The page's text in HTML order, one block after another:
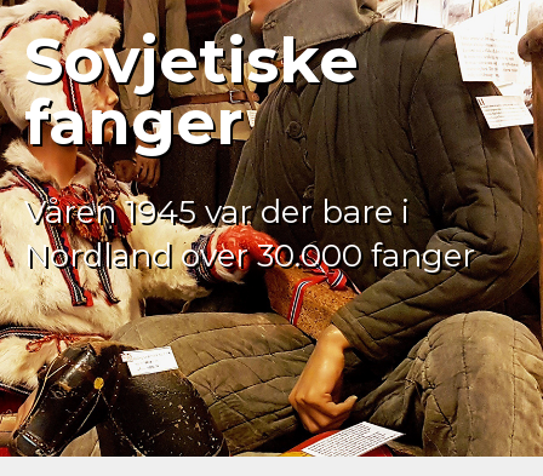
Sovjetiske
fanger
Våren 1945 var der bare i
Nordland over 30.000 fanger